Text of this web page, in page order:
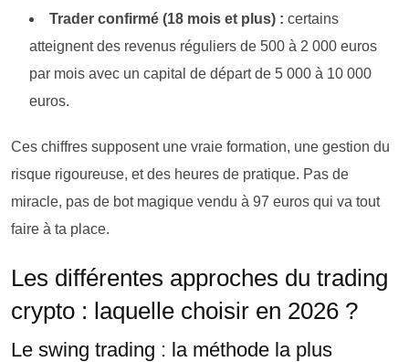
Trader confirmé (18 mois et plus) : certains
atteignent des revenus réguliers de 500 à 2 000 euros
par mois avec un capital de départ de 5 000 à 10 000
euros.
Ces chiffres supposent une vraie formation, une gestion du
risque rigoureuse, et des heures de pratique. Pas de
miracle, pas de bot magique vendu à 97 euros qui va tout
faire à ta place.
Les différentes approches du trading
crypto : laquelle choisir en 2026 ?
Le swing trading : la méthode la plus